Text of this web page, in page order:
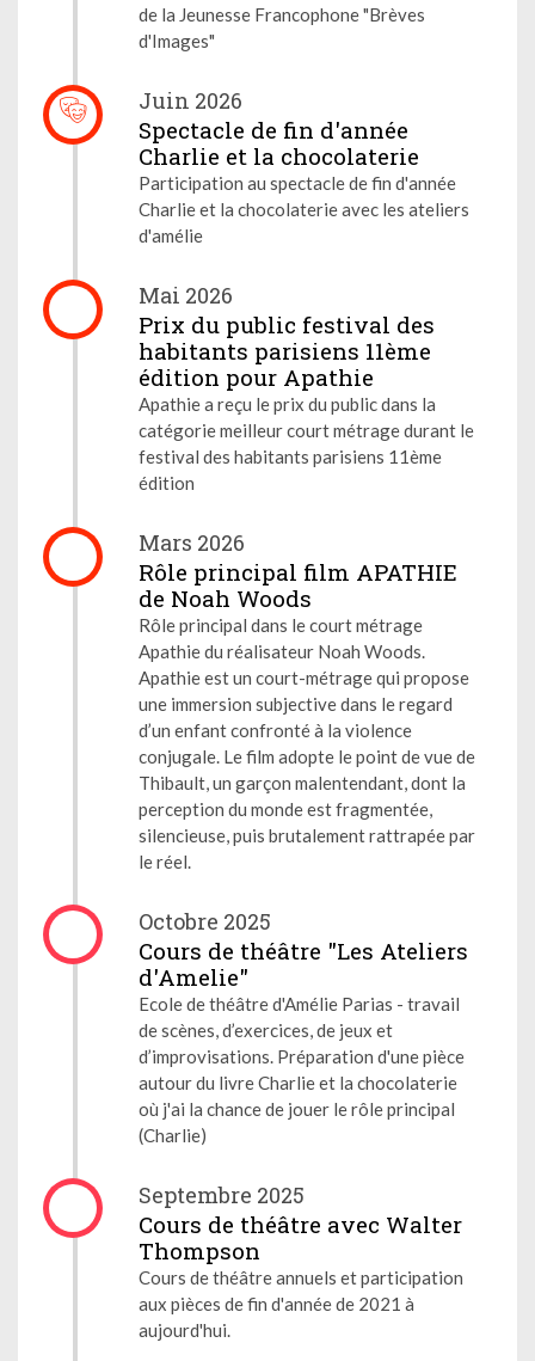
de la Jeunesse Francophone "Brèves
d'Images"
Juin 2026
Spectacle de fin d'année
Charlie et la chocolaterie
Participation au spectacle de fin d'année
Charlie et la chocolaterie avec les ateliers
d'amélie
Mai 2026
Prix du public festival des
habitants parisiens 11ème
édition pour Apathie
Apathie a reçu le prix du public dans la
catégorie meilleur court métrage durant le
festival des habitants parisiens 11ème
édition
Mars 2026
Rôle principal film APATHIE
de Noah Woods
Rôle principal dans le court métrage
Apathie du réalisateur Noah Woods.
Apathie est un court-métrage qui propose
une immersion subjective dans le regard
d’un enfant confronté à la violence
conjugale. Le film adopte le point de vue de
Thibault, un garçon malentendant, dont la
perception du monde est fragmentée,
silencieuse, puis brutalement rattrapée par
le réel.
Octobre 2025
Cours de théâtre "Les Ateliers
d'Amelie"
Ecole de théâtre d'Amélie Parias - travail
de scènes, d’exercices, de jeux et
d’improvisations. Préparation d'une pièce
autour du livre Charlie et la chocolaterie
où j'ai la chance de jouer le rôle principal
(Charlie)
Septembre 2025
Cours de théâtre avec Walter
Thompson
Cours de théâtre annuels et participation
aux pièces de fin d'année de 2021 à
aujourd'hui.